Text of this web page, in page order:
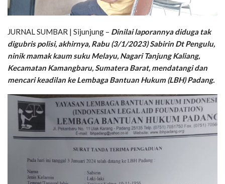
JURNAL SUMBAR | Sijunjung – Dinilai laporannya diduga tak
digubris polisi, akhirnya, Rabu (3/1/2023) Sabirin Dt Pengulu,
ninik mamak kaum suku Melayu, Nagari Tanjung Kaliang,
Kecamatan Kamangbaru, Sumatera Barat, mendatangi dan
mencari keadilan ke Lembaga Bantuan Hukum (LBH) Padang.